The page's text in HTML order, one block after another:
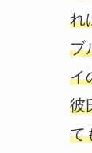
れ
ブ
イ
彼
て